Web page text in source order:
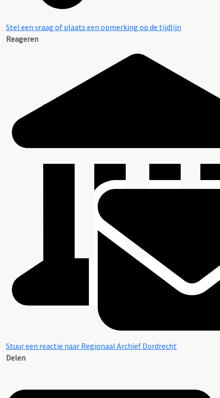
Stel een vraag of plaats een opmerking op de tijdlijn
Reageren
Stuur een reactie naar Regionaal Archief Dordrecht
Delen